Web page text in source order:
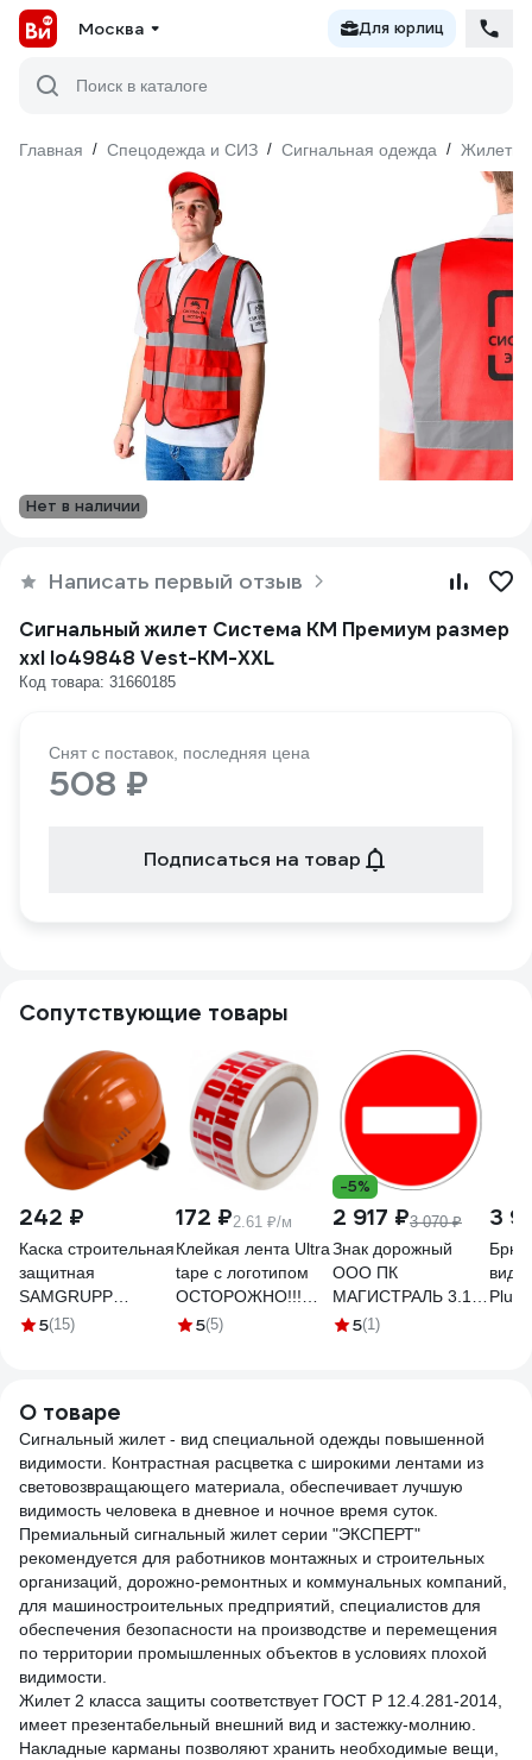
Москва Для юрлиц
Поиск в каталоге
Главная / Спецодежда и СИЗ / Сигнальная одежда / Жилеты
Нет в наличии
Написать первый отзыв
Сигнальный жилет Система КМ Премиум размер
xxl lo49848 Vest-KM-XXL
Код товара: 31660185
Снят с поставок, последняя цена
508 ₽
Подписаться на товар
Сопутствующие товары
242 ₽
Каска строительная
защитная
SAMGRUPP
оранжевая BASIC
5(15)
172 ₽2.61 ₽/м
Клейкая лента Ultra
tape с логотипом
ОСТОРОЖНО!!!
ХРУПКОЕ!!!,
5(5)
-5%
2 917 ₽3 070 ₽
Знак дорожный
ООО ПК
МАГИСТРАЛЬ 3.1
Въезд запрещен D
5(1)
3
Plus
О товаре
Сигнальный жилет - вид специальной одежды повышенной
видимости. Контрастная расцветка с широкими лентами из
световозвращающего материала, обеспечивает лучшую
видимость человека в дневное и ночное время суток.
Премиальный сигнальный жилет серии "ЭКСПЕРТ"
рекомендуется для работников монтажных и строительных
организаций, дорожно-ремонтных и коммунальных компаний,
для машиностроительных предприятий, специалистов для
обеспечения безопасности на производстве и перемещения
по территории промышленных объектов в условиях плохой
видимости.
Жилет 2 класса защиты соответствует ГОСТ Р 12.4.281-2014,
имеет презентабельный внешний вид и застежку-молнию.
Накладные карманы позволяют хранить необходимые вещи,